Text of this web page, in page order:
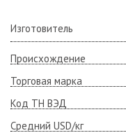
Изготовитель
Происхождение
Торговая марка
Код ТН ВЭД
Средний USD/кг